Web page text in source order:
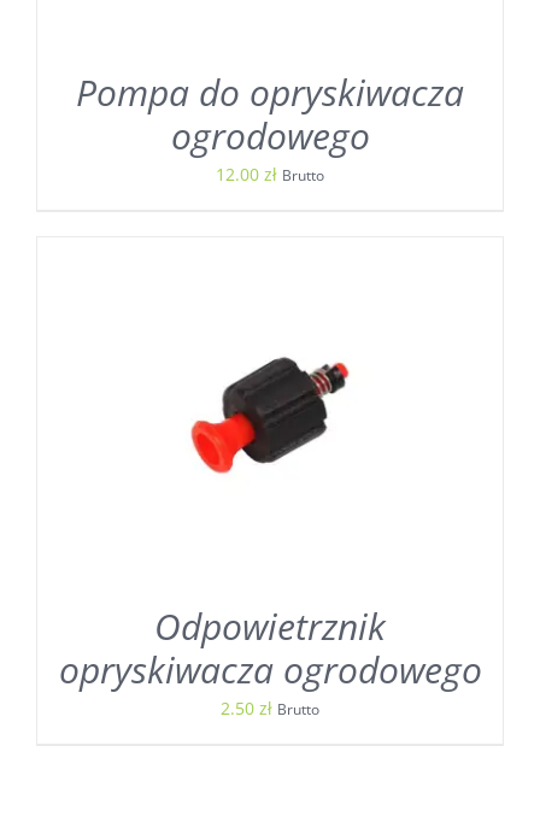
Pompa do opryskiwacza
ogrodowego
12.00 zł Brutto
Odpowietrznik
opryskiwacza ogrodowego
2.50 zł Brutto